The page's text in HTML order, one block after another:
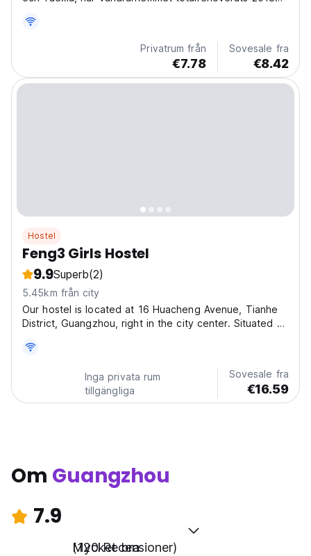
fotboll och bordtennis.
Privatrum från
€7.78
Sovesale fra
€8.42
Hostel
Feng3 Girls Hostel
9.9Superb(2)
5.45km från city
Our hostel is located at 16 Huacheng Avenue, Tianhe
District, Guangzhou, right in the city center. Situated at
cultural heritage, it offers convenient transportation
and an abundance of nearby amenities to...
Inga privata rum
tillgängliga
Sovesale fra
€16.59
Om Guangzhou
7.9
Mycket bra
(120 Recensioner)